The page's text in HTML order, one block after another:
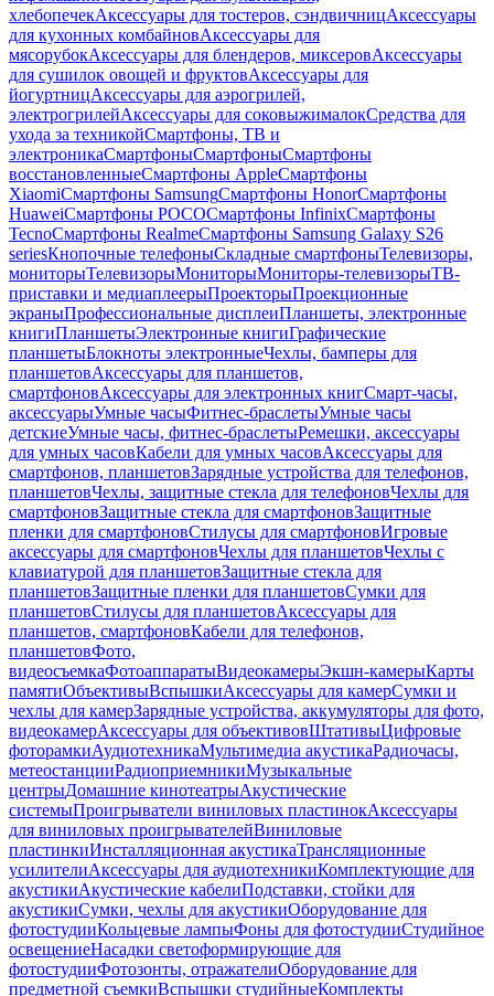
хлебопечекАксессуары для тостеров, сэндвичницАксессуары
для кухонных комбайновАксессуары для
мясорубокАксессуары для блендеров, миксеровАксессуары
для сушилок овощей и фруктовАксессуары для
йогуртницАксессуары для аэрогрилей,
электрогрилейАксессуары для соковыжималокСредства для
ухода за техникойСмартфоны, ТВ и
электроникаСмартфоныСмартфоныСмартфоны
восстановленныеСмартфоны AppleСмартфоны
XiaomiСмартфоны SamsungСмартфоны HonorСмартфоны
HuaweiСмартфоны POCOСмартфоны InfinixСмартфоны
TecnoСмартфоны RealmeСмартфоны Samsung Galaxy S26
seriesКнопочные телефоныСкладные смартфоныТелевизоры,
мониторыТелевизорыМониторыМониторы-телевизорыТВ-
приставки и медиаплеерыПроекторыПроекционные
экраныПрофессиональные дисплеиПланшеты, электронные
книгиПланшетыЭлектронные книгиГрафические
планшетыБлокноты электронныеЧехлы, бамперы для
планшетовАксессуары для планшетов,
смартфоновАксессуары для электронных книгСмарт-часы,
аксессуарыУмные часыФитнес-браслетыУмные часы
детскиеУмные часы, фитнес-браслетыРемешки, аксессуары
для умных часовКабели для умных часовАксессуары для
смартфонов, планшетовЗарядные устройства для телефонов,
планшетовЧехлы, защитные стекла для телефоновЧехлы для
смартфоновЗащитные стекла для смартфоновЗащитные
пленки для смартфоновСтилусы для смартфоновИгровые
аксессуары для смартфоновЧехлы для планшетовЧехлы с
клавиатурой для планшетовЗащитные стекла для
планшетовЗащитные пленки для планшетовСумки для
планшетовСтилусы для планшетовАксессуары для
планшетов, смартфоновКабели для телефонов,
планшетовФото,
видеосъемкаФотоаппаратыВидеокамерыЭкшн-камерыКарты
памятиОбъективыВспышкиАксессуары для камерСумки и
чехлы для камерЗарядные устройства, аккумуляторы для фото,
видеокамерАксессуары для объективовШтативыЦифровые
фоторамкиАудиотехникаМультимедиа акустикаРадиочасы,
метеостанцииРадиоприемникиМузыкальные
центрыДомашние кинотеатрыАкустические
системыПроигрыватели виниловых пластинокАксессуары
для виниловых проигрывателейВиниловые
пластинкиИнсталляционная акустикаТрансляционные
усилителиАксессуары для аудиотехникиКомплектующие для
акустикиАкустические кабелиПодставки, стойки для
акустикиСумки, чехлы для акустикиОборудование для
фотостудииКольцевые лампыФоны для фотостудииСтудийное
освещениеНасадки светоформирующие для
фотостудииФотозонты, отражателиОборудование для
предметной съемкиВспышки студийныеКомплекты